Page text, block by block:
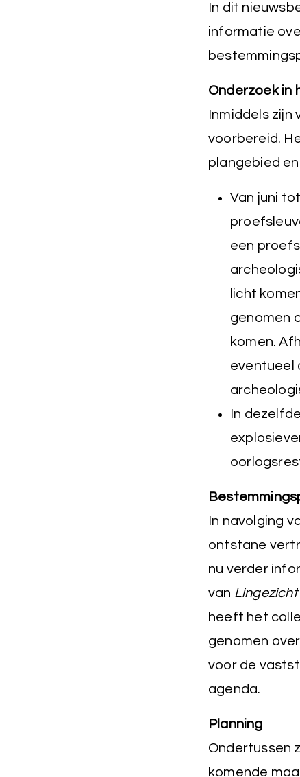
In dit
informatie
Onderzoek in
Inmiddels zijn
voorbereid.
plangebied
Van juni
een
licht
genomen
komen.
eventueel
In
In navolging
ontstane
nu verder
van
heeft het
genomen
voor de
agenda.
Planning
Ondertussen
komende